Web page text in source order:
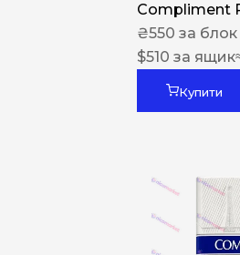
Compliment
₴550 за блок
$510 за ящик
Купити